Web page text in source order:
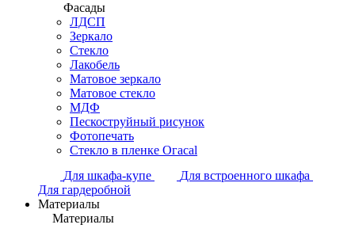
Фасады
ЛДСП
Зеркало
Стекло
Лакобель
Матовое зеркало
Матовое стекло
МДФ
Пескоструйный рисунок
Фотопечать
Стекло в пленке Огасаl
Для шкафа-купе
Для встроенного шкафа
Для гардеробной
Материалы
Материалы